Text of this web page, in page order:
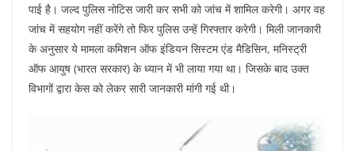
पाई है। जल्द पुलिस नोटिस जारी कर सभी को जांच में शामिल करेगी। अगर वह
जांच में सहयोग नहीं करेंगे तो फिर पुलिस उन्हें गिरफ्तार करेगी। मिली जानकारी
के अनुसार ये मामला कमिशन ऑफ इंडियन सिस्टम एंड मैडिसिन, मनिस्ट्री
ऑफ आयुष (भारत सरकार) के ध्यान में भी लाया गया था। जिसके बाद उक्त
विभागों द्वारा केस को लेकर सारी जानकारी मांगी गई थी।